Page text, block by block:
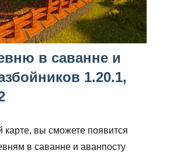
в саванне и
1.20.1,
карте, вы сможете появится
в саванне и аванпосту